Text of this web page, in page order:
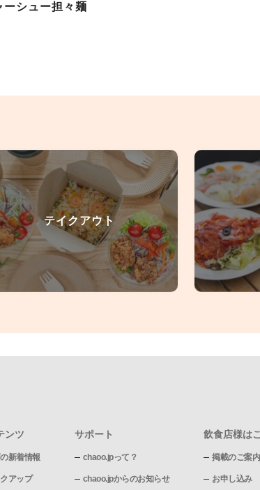
ーシュー担々麺
テイクアウト
ンツ
新着情報
アップ
サポート
chaoo.jpって？
chaoo.jpからのお知らせ
飲食店様は
掲載のご案内
お申し込み